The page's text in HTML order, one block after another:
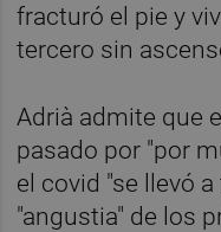
fracturó el pie y
tercero sin
Adrià admite que
pasado por "por
el covid "se llevó
"angustia" de los